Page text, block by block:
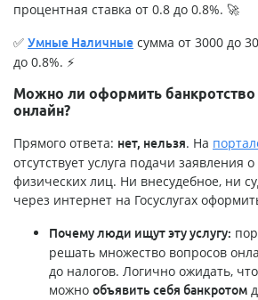
процентная ставка от 0.8 до 0.8%. 🚀
✅ Умные Наличные сумма от 3000 до
до 0.8%. ⚡
Можно ли оформить банкротство
онлайн?
Прямого ответа: нет, нельзя. На
отсутствует услуга подачи заявления
физических лиц. Ни внесудебное, ни
через интернет на Госуслугах
Почему люди ищут эту услугу:
решать множество вопросов
до налогов. Логично ожидать,
можно объявить себя банкротом